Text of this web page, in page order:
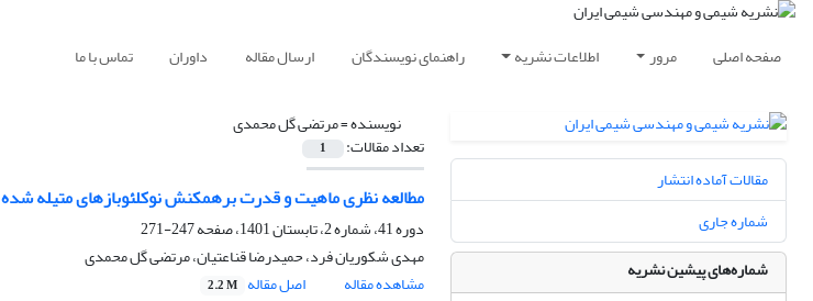
صفحه اصلی مرور اطلاعات نشریه راهنمای نویسندگان ارسال مقاله داوران تماس با ما
نویسنده =مرتضی گل محمدی
تعداد مقالات: 1
مطالعه نظری ماهیت و قدرت برهمکنش نوکلئوبازهای متیله شده DNA با مایع‌های یونی
دوره 41، شماره 2، تابستان 1401، صفحه
247-271
مهدی شکوریان فرد، حمیدرضا قناعتیان، مرتضی گل محمدی
مشاهده مقاله
اصل مقاله 2.2 M
مقالات آماده انتشار
شماره جاری
شماره‌های پیشین نشریه